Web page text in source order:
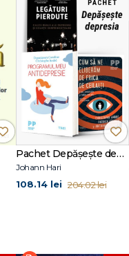
urmări şi manipula (Partea
de ce schimbările
exagerate
creşterea vitezei şi a
şi creşterea poluării
şi cum răspundem
copiilor noştri
Pachet Depășește depresia
Johann Hari
108.14 lei 204.02 lei